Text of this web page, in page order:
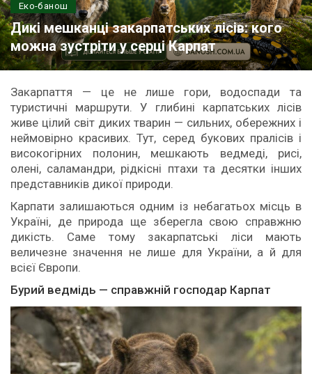
Еко-банош
Дикі мешканці закарпатських лісів: кого
можна зустріти у серці Карпат
Закарпаття — це не лише гори, водоспади та
туристичні маршрути. У глибині карпатських лісів
живе цілий світ диких тварин — сильних, обережних і
неймовірно красивих. Тут, серед букових пралісів і
високогірних полонин, мешкають ведмеді, рисі,
олені, саламандри, рідкісні птахи та десятки інших
представників дикої природи.
Карпати залишаються одним із небагатьох місць в
Україні, де природа ще зберегла свою справжню
дикість. Саме тому закарпатські ліси мають
величезне значення не лише для України, а й для
всієї Європи.
Бурий ведмідь — справжній господар Карпат